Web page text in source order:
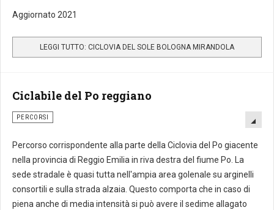
Aggiornato 2021
LEGGI TUTTO: CICLOVIA DEL SOLE BOLOGNA MIRANDOLA
Ciclabile del Po reggiano
PERCORSI
Percorso corrispondente alla parte della Ciclovia del Po giacente
nella provincia di Reggio Emilia in riva destra del fiume Po. La
sede stradale è quasi tutta nell'ampia area golenale su arginelli
consortili e sulla strada alzaia. Questo comporta che in caso di
piena anche di media intensità si può avere il sedime allagato